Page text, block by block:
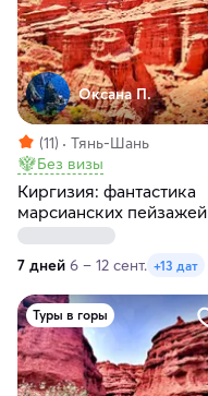
Оксана П.
(11)
Тянь-Шань
Без визы
Киргизия: фантастика
марсианских пейзажей
7 дней 6 – 12 сент. +13 дат
Туры в горы